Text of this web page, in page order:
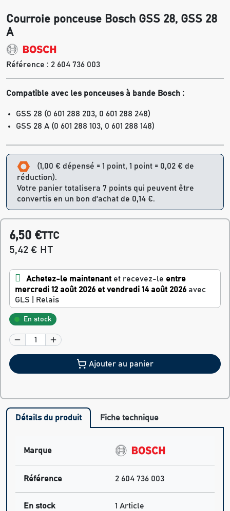
Courroie ponceuse Bosch GSS 28, GSS 28
A
Référence : 2 604 736 003
Compatible avec les ponceuses à bande Bosch :
GSS 28 (0 601 288 203, 0 601 288 248)
GSS 28 A (0 601 288 103, 0 601 288 148)
(1,00 € dépensé = 1 point, 1 point = 0,02 € de
réduction).
Votre panier totalisera 7 points qui peuvent être
convertis en un bon d'achat de 0,14 €.
6,50 €TTC
5,42 € HT
Achetez-le maintenant et recevez-le entre
mercredi 12 août 2026 et vendredi 14 août 2026 avec
GLS | Relais
En stock
Ajouter au panier
Détails du produit Fiche technique
Marque
Référence 2 604 736 003
En stock 1 Article